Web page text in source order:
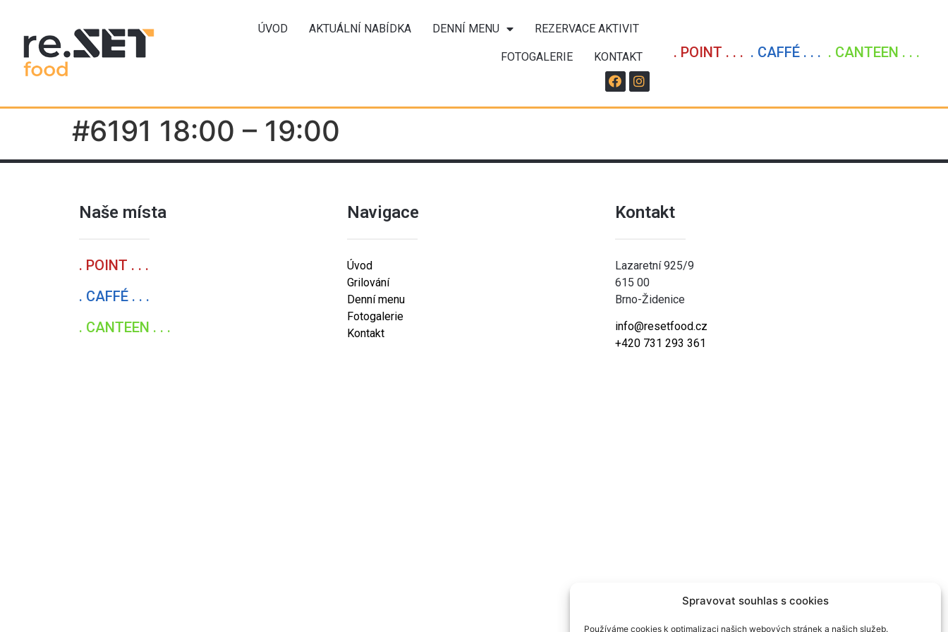
Spravovat souhlas s cookies
Používáme cookies k optimalizaci našich webových stránek a našich služeb.
ÚVOD AKTUÁLNÍ NABÍDKA DENNÍ MENU REZERVACE AKTIVIT
FOTOGALERIE KONTAKT . POINT . . . . CAFFÉ . . . . CANTEEN . . .
#6191 18:00 – 19:00
Naše místa
. POINT . . .
. CAFFÉ . . .
. CANTEEN . . .
Navigace
Úvod
Grilování
Denní menu
Fotogalerie
Kontakt
Kontakt
Lazaretní 925/9
615 00
Brno-Židenice
info@resetfood.cz
+420 731 293 361